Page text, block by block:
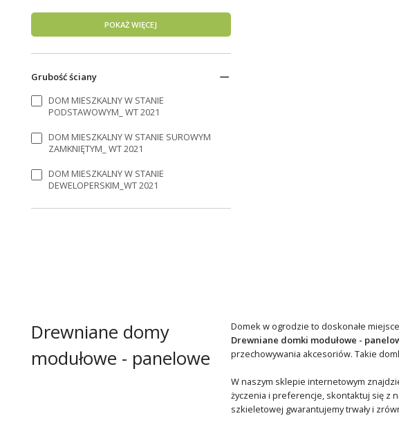
POKAŻ WIĘCEJ
Grubość ściany
DOM MIESZKALNY W STANIE
PODSTAWOWYM_ WT 2021
DOM MIESZKALNY W STANIE SUROWYM
ZAMKNIĘTYM_ WT 2021
DOM MIESZKALNY W STANIE
DEWELOPERSKIM_WT 2021
Drewniane domy
modułowe - panelowe
Domek w ogrodzie to doskonałe
Drewniane domki modułowe -
przechowywania akcesoriów. Takie
W naszym sklepie internetowym
życzenia i preferencje, skontaktuj się z
szkieletowej gwarantujemy trwały i